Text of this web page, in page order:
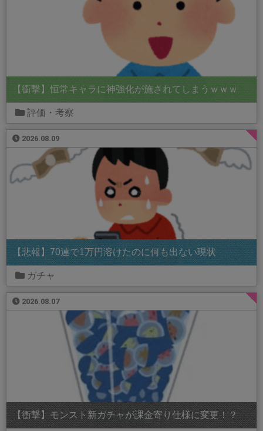
【衝撃】恒常キャラに神強化が施されてしまうｗｗｗ
評価・考察
2026.08.09
【悲報】70連で1万円溶けたのに何も出ない現状
ガチャ
2026.08.07
【衝撃】モンスト新ガチャが課金寄り仕様に変更！？